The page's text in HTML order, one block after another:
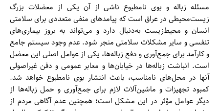
مسئله زباله و بوی نامطبوع ناشی از آن یکی از معضلات بزرگ
زیست‌محیطی در عراق است که پیامدهای منفی متعددی برای سلامتی
انسان و محیط‌زیست به‌دنبال دارد و می‌تواند به بروز بیماری‌های
تنفسی و سایر مشکلات سلامتی منجر شود. عدم وجود سیستم جامع
و کارآمد برای جمع‌آوری و دفع زباله‌ها، یکی از عوامل اصلی این معضل
است. انباشت زباله‌ها در خیابان‌ها و معابر عمومی و دفن غیراصولی
آنها در محل‌های نامناسب، باعث انتشار بوی نامطبوع خواهد شد.
کمبود تجهیزات و ماشین‌آلات لازم برای جمع‌آوری و حمل زباله‌ها از
دیگر عوامل مؤثر در این مشکل است؛ همچنین عدم آگاهی مردم از